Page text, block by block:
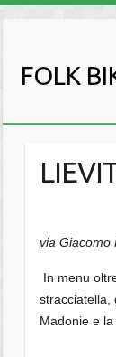
FOLK
via Giacomo
In menu
stracciatella,
Madonie e la